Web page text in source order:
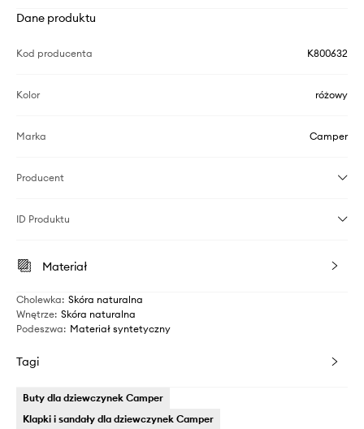
Dane produktu
Kod producenta K800632
Kolor różowy
Marka Camper
Producent
ID Produktu
Materiał
Cholewka: Skóra naturalna
Wnętrze: Skóra naturalna
Podeszwa: Materiał syntetyczny
Tagi
Buty dla dziewczynek Camper
Klapki i sandały dla dziewczynek Camper